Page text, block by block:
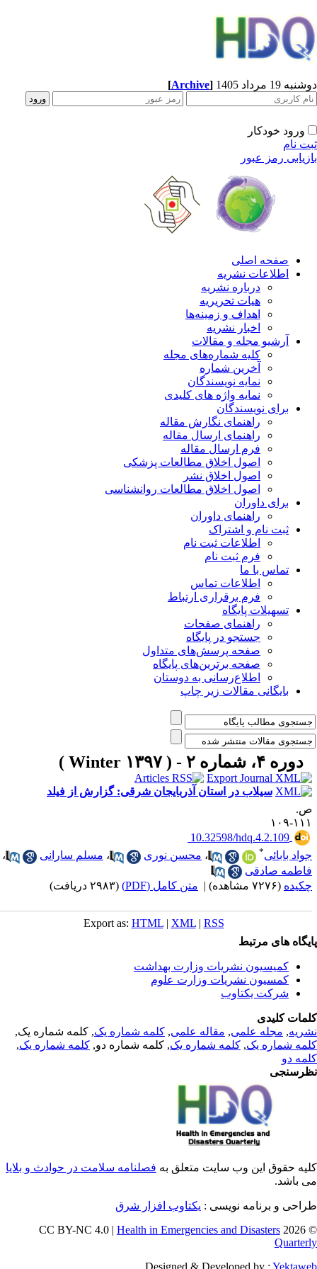
19 مرداد 1405 [Archive]
ورود خودکار
نام
رمز عبور
صفحه اصلی
اطلاعات نشریه
درباره نشریه
هیات تحریریه
اهداف و زمینه‌ها
اخبار نشریه
آرشیو مجله و مقالات
کلیه شماره‌های مجله
آخرین شماره
نمایه نویسندگان
نمایه واژه های کلیدی
برای نویسندگان
راهنمای نگارش مقاله
راهنمای ارسال مقاله
فرم ارسال مقاله
اصول اخلاق مطالعات پزشکی
اصول اخلاق نشر
اصول اخلاق مطالعات روانشناسی
برای داوران
راهنمای داوران
ثبت نام و اشتراک
اطلاعات ثبت نام
فرم ثبت نام
تماس با ما
اطلاعات تماس
فرم برقراری ارتباط
تسهیلات پایگاه
راهنمای صفحات
جستجو در پایگاه
صفحه پرسش‌های متداول
صفحه برترین‌های پایگاه
اطلاع‌رسانی به دوستان
بایگانی مقالات زیر چاپ
دوره ۴، شماره ۲ - ( Winter ۱۳۹۷ )
سیلاب در استان آذربایجان شرقی: گزارش از فیلد
۱۰۹
‎ 10.32598/hdq.4.2.109
بابائی
،محسن نوری ،مسلم سارانی
،
صادقی
(۷۲۷۶ مشاهده) | متن کامل (PDF) (۲۹۸۳ دریافت)
Export as:HTML |XML|RSS
های مرتبط
کمیسیون نشریات وزارت بهداشت
کمسیون نشریات وزارت علوم
شرکت یکتاوب
کلیدی
,مجله علمی, مقاله علمی, کلمه شماره یک, کلمه شماره یک,
شماره یک,کلمه شماره یک, کلمه شماره دو,کلمه شماره یک,
دو
حقوق این وب سایت متعلق بهفصلنامه سلامت در حوادث و بلایا
باشد.
و برنامه نویسی : یکتاوب افزار شرق
©
Health in Emergencies and Disasters
Designed & Developed by :